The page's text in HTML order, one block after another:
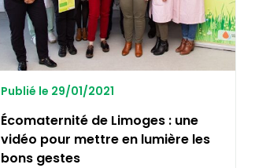
Publié le 29/01/2021
Écomaternité de Limoges : une
vidéo pour mettre en lumière les
bons gestes